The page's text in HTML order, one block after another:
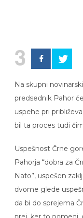
3
predsednik Pahor
uspehe pri
bil ta proces tudi
Pahorja “dobra za
Nato”, uspešen
dvome glede
da bi do sprejema
prej, ker to pomeni,